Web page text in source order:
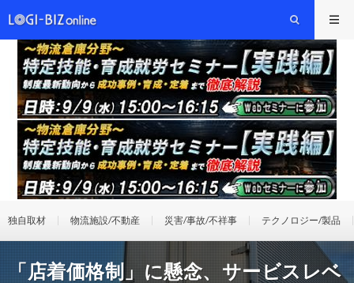
独自取材 物流施設/不動産 災害/事故/不祥事 テクノロジー/製品
「店着価格制」に懸念、サービスレベ